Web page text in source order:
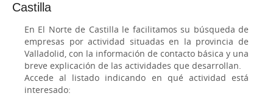
Castilla
En El Norte de Castilla le facilitamos su búsqueda de
empresas por actividad situadas en la provincia de
Valladolid, con la información de contacto básica y una
breve explicación de las actividades que desarrollan.
Accede al listado indicando en qué actividad está
interesado: